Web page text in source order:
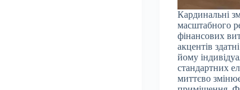
Кардинальні
масштабного
фінансових
акцентів
йому
стандартних
миттєво